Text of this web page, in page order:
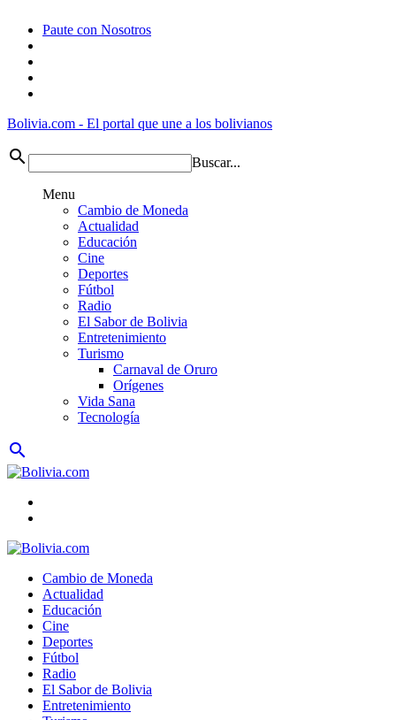
Paute con Nosotros
Bolivia.com - El portal que une a los bolivianos
search Buscar...
Menu
Cambio de Moneda
Actualidad
Educación
Cine
Deportes
Fútbol
Radio
El Sabor de Bolivia
Entretenimiento
Turismo
Carnaval de Oruro
Orígenes
Vida Sana
Tecnología
search
Cambio de Moneda
Actualidad
Educación
Cine
Deportes
Fútbol
Radio
El Sabor de Bolivia
Entretenimiento